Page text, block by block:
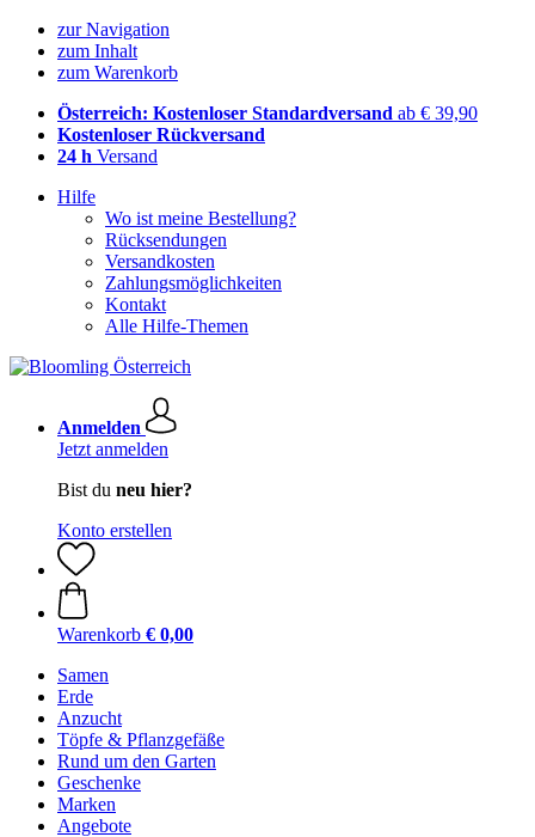
zur Navigation
zum Inhalt
zum Warenkorb
Österreich: Kostenloser Standardversand ab € 39,90
Kostenloser Rückversand
24 h Versand
Hilfe
Wo ist meine Bestellung?
Rücksendungen
Versandkosten
Zahlungsmöglichkeiten
Kontakt
Alle Hilfe-Themen
Anmelden
Jetzt anmelden
Bist du neu hier?
Konto erstellen
Warenkorb € 0,00
Samen
Erde
Anzucht
Töpfe & Pflanzgefäße
Rund um den Garten
Geschenke
Marken
Angebote